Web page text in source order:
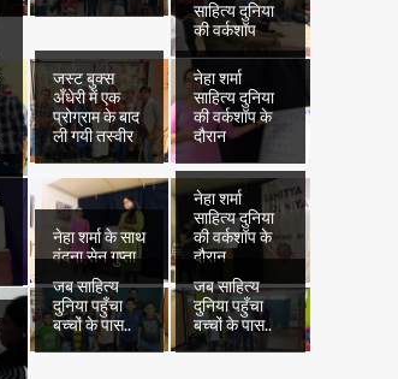
साहित्य दुनिया
की वर्कशॉप
जस्ट बुक्स
अँधेरी में एक
प्रोग्राम के बाद
ली गयी तस्वीर
नेहा शर्मा
साहित्य दुनिया
की वर्कशॉप के
दौरान
नेहा शर्मा के साथ
वंदना सेन गुप्ता
नेहा शर्मा
साहित्य दुनिया
की वर्कशॉप के
दौरान
जब साहित्य
दुनिया पहुँचा
बच्चों के पास..
जब साहित्य
दुनिया पहुँचा
बच्चों के पास..